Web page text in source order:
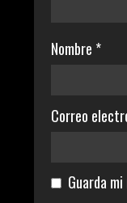
Nombre *
Correo
Guarda